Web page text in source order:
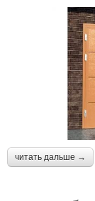
читать дальше →